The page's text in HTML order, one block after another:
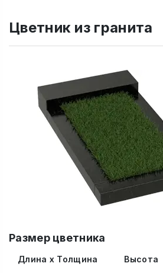
Цветник из гранита
Размер цветника
Длина x Толщина Высота